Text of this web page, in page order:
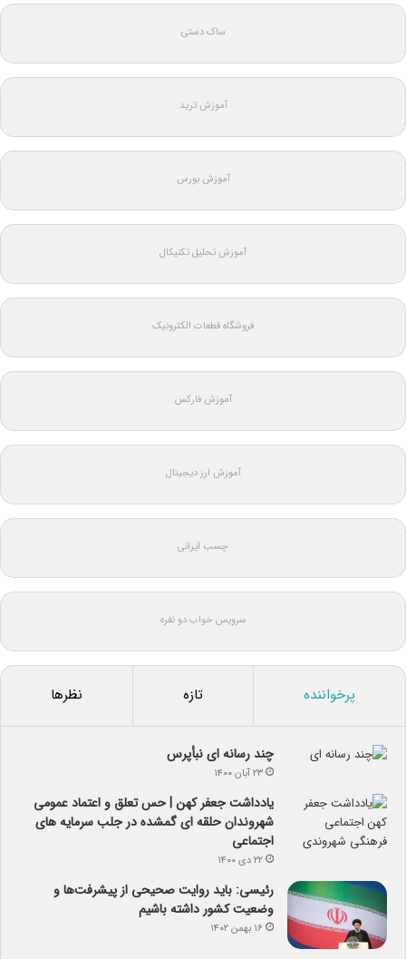
ساک دستی
آموزش ترید
آموزش بورس
آموزش تحلیل تکنیکال
فروشگاه قطعات الکترونیک
آموزش فارکس
آموزش ارز دیجیتال
چسب ایرانی
سرویس خواب دو نفره
پرخواننده تازه نظرها
چند رسانه ای نبأپرس
۲۳ آبان ۱۴۰۰
یادداشت جعفر کهن | حس تعلق و اعتماد عمومی
شهروندان حلقه ای گمشده در جلب سرمایه های
اجتماعی
۲۲ دی ۱۴۰۰
رئیسی: باید روایت صحیحی از پیشرفت‌ها و
وضعیت کشور داشته باشیم
۱۶ بهمن ۱۴۰۲